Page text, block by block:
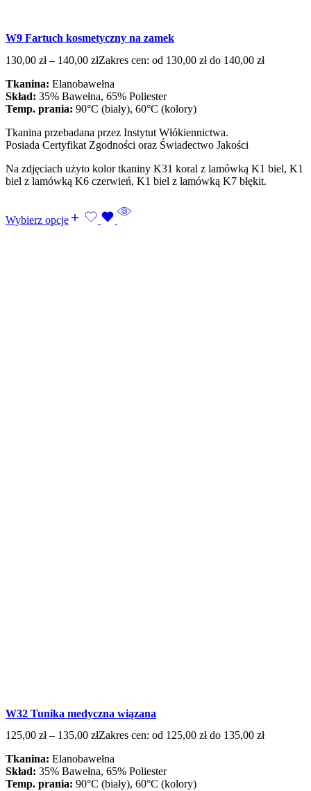
W9 Fartuch kosmetyczny na zamek
130,00 zł – 140,00 złZakres cen: od 130,00 zł do 140,00 zł
Tkanina: Elanobawełna
Skład: 35% Bawełna, 65% Poliester
Temp. prania: 90°C (biały), 60°C (kolory)
Tkanina przebadana przez Instytut Włókiennictwa.
Posiada Certyfikat Zgodności oraz Świadectwo Jakości
Na zdjęciach użyto kolor tkaniny K31 koral z lamówką K1 biel, K1
biel z lamówką K6 czerwień, K1 biel z lamówką K7 błękit.
Wybierz opcje
W32 Tunika medyczna wiązana
125,00 zł – 135,00 złZakres cen: od 125,00 zł do 135,00 zł
Tkanina: Elanobawełna
Skład: 35% Bawełna, 65% Poliester
Temp. prania: 90°C (biały), 60°C (kolory)